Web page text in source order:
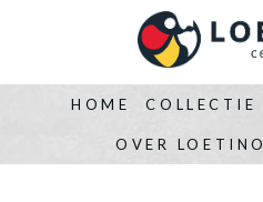
HOME COLLECTIE
OVER LOETINO